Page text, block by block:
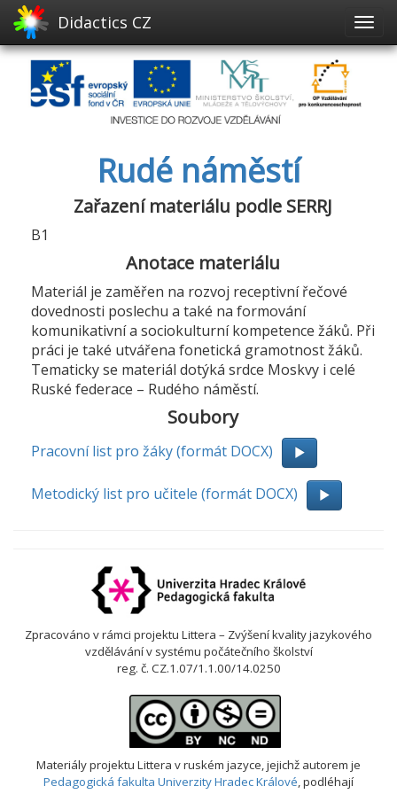
Didactics CZ
Rudé náměstí
Zařazení materiálu podle SERRJ
B1
Anotace materiálu
Materiál je zaměřen na rozvoj receptivní řečové
dovednosti poslechu a také na formování
komunikativní a sociokulturní kompetence žáků. Při
práci je také utvářena fonetická gramotnost žáků.
Tematicky se materiál dotýká srdce Moskvy i celé
Ruské federace – Rudého náměstí.
Soubory
Pracovní list pro žáky (formát DOCX)
Metodický list pro učitele (formát DOCX)
Zpracováno v rámci projektu Littera – Zvýšení kvality jazykového
vzdělávání v systému počátečního školství
reg. č. CZ.1.07/1.1.00/14.0250
Materiály projektu Littera v ruském jazyce, jejichž autorem je
Pedagogická fakulta Univerzity Hradec Králové, podléhají